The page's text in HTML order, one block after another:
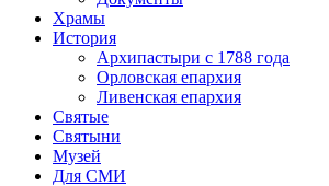
Храмы
История
Архипастыри с 1788 года
Орловская епархия
Ливенская епархия
Святые
Святыни
Музей
Для СМИ